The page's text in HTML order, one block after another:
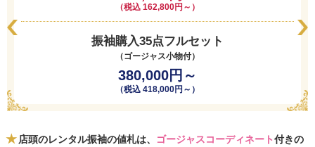
（税込 162,800円～）
振袖購入35点フルセット
（ゴージャス小物付）
380,000円～
（税込 418,000円～）
店頭のレンタル振袖の値札は、 ゴージャスコーディネート付きの